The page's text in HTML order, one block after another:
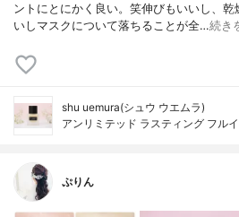
ントにとにかく良い。笑伸びもいいし、
いしマスクについて落ちることが全…続き
shu uemura(シュウ ウエムラ)
アンリミテッド ラスティング フル
ぷりん